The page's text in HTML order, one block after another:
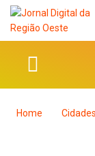
Home Cidades